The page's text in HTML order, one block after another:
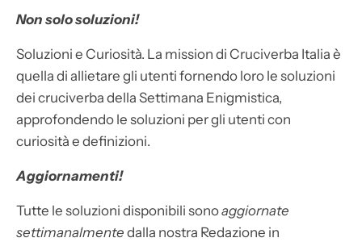
Non solo soluzioni!
Soluzioni e Curiosità. La mission di Cruciverba Italia è
quella di allietare gli utenti fornendo loro le soluzioni
dei cruciverba della Settimana Enigmistica,
approfondendo le soluzioni per gli utenti con
curiosità e definizioni.
Aggiornamenti!
Tutte le soluzioni disponibili sonoaggiornate
settimanalmente dalla nostra Redazione in